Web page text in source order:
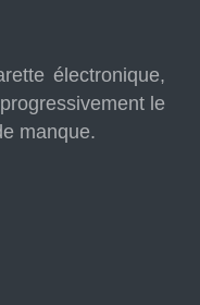
électronique,
le
manque.